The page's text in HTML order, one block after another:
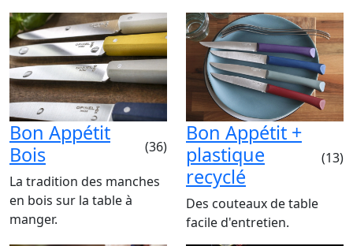
Bon Appétit
Bois
(36)
La tradition des manches
en bois sur la table à
manger.
Bon Appétit +
plastique
recyclé
(13)
Des couteaux de table
facile d'entretien.